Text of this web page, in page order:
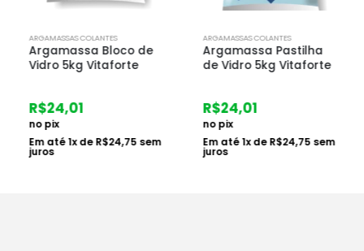
ARGAMASSAS COLANTES
Argamassa Bloco de
Vidro 5kg Vitaforte
R$24,01
no pix
Em até1x deR$24,75 sem
juros
ARGAMASSAS COLANTES
Argamassa Pastilha
de Vidro 5kg Vitaforte
R$24,01
no pix
Em até1x deR$24,75 sem
juros